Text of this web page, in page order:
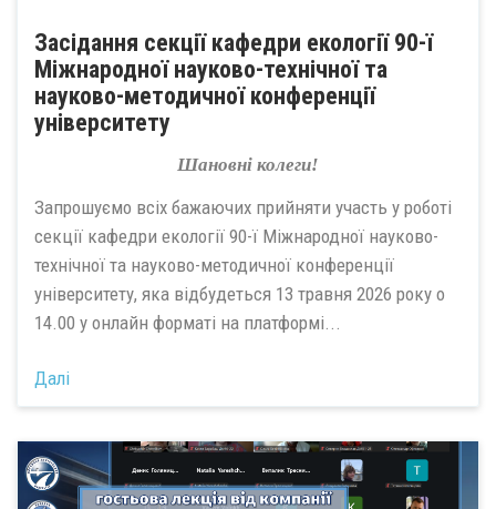
Засідання секції кафедри екології 90-ї
Міжнародної науково-технічної та
науково-методичної конференції
університету
Шановні колеги!
Запрошуємо всіх бажаючих прийняти участь у роботі
секції кафедри екології 90-ї Міжнародної науково-
технічної та науково-методичної конференції
університету, яка відбудеться 13 травня 2026 року о
14.00 у онлайн форматі на платформі...
Далі